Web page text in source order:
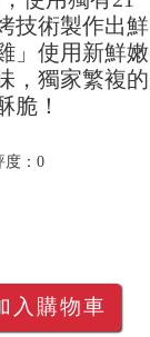
技術製作出鮮
」使用新鮮嫩
，獨家繁複的
脆！
度：0
入購物車